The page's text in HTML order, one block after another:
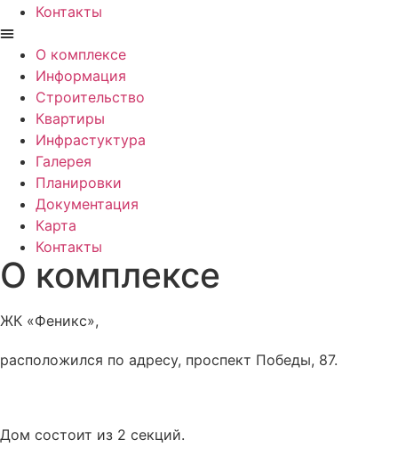
Контакты
О комплексе
Информация
Строительство
Квартиры
Инфрастуктура
Галерея
Планировки
Документация
Карта
Контакты
О комплексе
ЖК «Феникс»,
расположился по адресу, проспект Победы, 87.
Дом состоит из 2 секций.